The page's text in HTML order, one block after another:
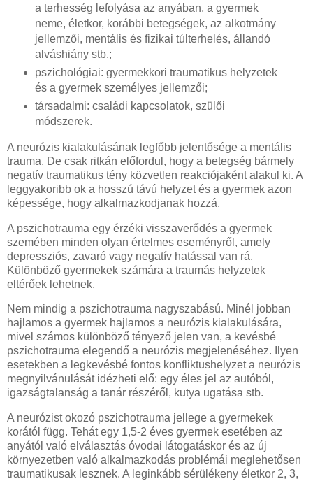
a terhesség lefolyása az anyában, a gyermek
neme, életkor, korábbi betegségek, az alkotmány
jellemzői, mentális és fizikai túlterhelés, állandó
alváshiány stb.;
pszichológiai: gyermekkori traumatikus helyzetek
és a gyermek személyes jellemzői;
társadalmi: családi kapcsolatok, szülői
módszerek.
A neurózis kialakulásának legfőbb jelentősége a mentális
trauma. De csak ritkán előfordul, hogy a betegség bármely
negatív traumatikus tény közvetlen reakciójaként alakul ki. A
leggyakoribb ok a hosszú távú helyzet és a gyermek azon
képessége, hogy alkalmazkodjanak hozzá.
A pszichotrauma egy érzéki visszaverődés a gyermek
szemében minden olyan értelmes eseményről, amely
depressziós, zavaró vagy negatív hatással van rá.
Különböző gyermekek számára a traumás helyzetek
eltérőek lehetnek.
Nem mindig a pszichotrauma nagyszabású. Minél jobban
hajlamos a gyermek hajlamos a neurózis kialakulására,
mivel számos különböző tényező jelen van, a kevésbé
pszichotrauma elegendő a neurózis megjelenéséhez. Ilyen
esetekben a legkevésbé fontos konfliktushelyzet a neurózis
megnyilvánulását idézheti elő: egy éles jel az autóból,
igazságtalanság a tanár részéről, kutya ugatása stb.
A neurózist okozó pszichotrauma jellege a gyermekek
korától függ. Tehát egy 1,5-2 éves gyermek esetében az
anyától való elválasztás óvodai látogatáskor és az új
környezetben való alkalmazkodás problémái meglehetősen
traumatikusak lesznek. A leginkább sérülékeny életkor 2, 3,